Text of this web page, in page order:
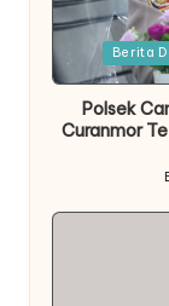
PostedBerita
Polsek
Curanmor